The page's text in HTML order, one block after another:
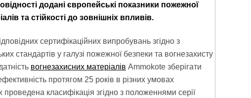
додані європейські показники пожежної
та стійкості до зовнішніх впливів.
сертифікаційних випробувань згідно з
стандартів у галузі пожежної безпеки та вогнезахисту
вогнезахисних матеріалів Ammokote зберігати
протягом 25 років в різних умовах
проведена класифікація згідно з положеннями серії